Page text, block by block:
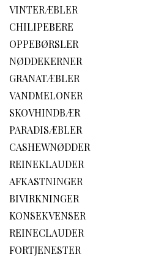
VINTERÆBLER
CHILIPEBERE
OPPEBØRSLER
NØDDEKERNER
GRANATÆBLER
VANDMELONER
SKOVHINDBÆR
PARADISÆBLER
CASHEWNØDDER
REINEKLAUDER
AFKASTNINGER
BIVIRKNINGER
KONSEKVENSER
REINECLAUDER
FORTJENESTER